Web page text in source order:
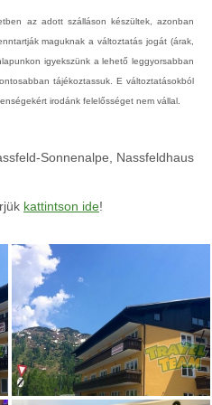
az adott szálláson készültek, azonban
maguknak a változtatás jogát (árak,
igyekszünk a lehető leggyorsabban
tájékoztassuk. E változtatásokból
irodánk felelősséget nem vállal.
Sonnenalpe, Nassfeldhaus
kattintson ide!